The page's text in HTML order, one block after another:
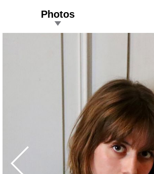
Photos